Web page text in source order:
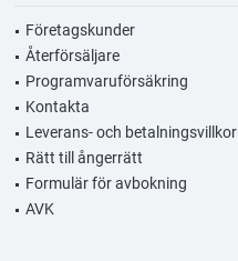
Företagskunder
Återförsäljare
Programvaruförsäkring
Kontakta
Leverans- och betalningsvillkor
Rätt till ångerrätt
Formulär för avbokning
AVK